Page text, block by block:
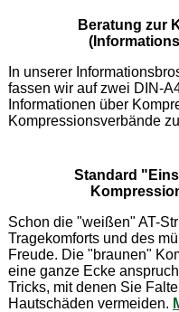
Beratung zur
In unserer
fassen wir auf zwei DIN-
Informationen über
Kompressionsverbände
Standard
Schon die "weißen" AT-
Tragekomforts und des
Freude. Die "braunen"
eine ganze Ecke
Tricks, mit denen Sie
Hautschäden vermeiden.